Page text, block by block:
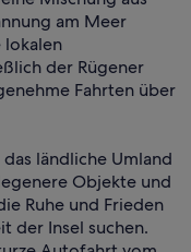
am Meer
lokalen
der Rügener
Fahrten über
ländliche Umland
Objekte und
Ruhe und Frieden
der Insel suchen.